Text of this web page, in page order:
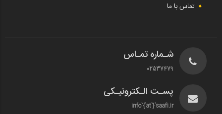
تماس با ما
شـماره تمـاس
02537479
پسـت الـکترونیـکی
info`{`at`}`saafi.ir